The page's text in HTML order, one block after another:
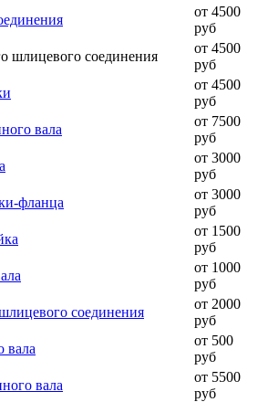
от 4500
руб
шлицевого соединения
от 4500
руб
от 4500
руб
вала
от 7500
руб
от 3000
руб
фланца
от 3000
руб
от 1500
руб
от 1000
руб
соединения
от 2000
руб
вала
от 500
руб
вала
от 5500
руб